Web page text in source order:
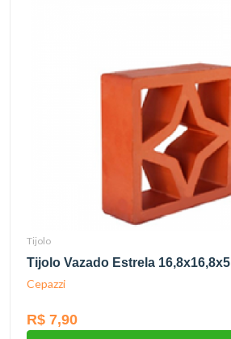
Tijolo
Tijolo Vazado Estrela
Cepazzi
R$ 7,90